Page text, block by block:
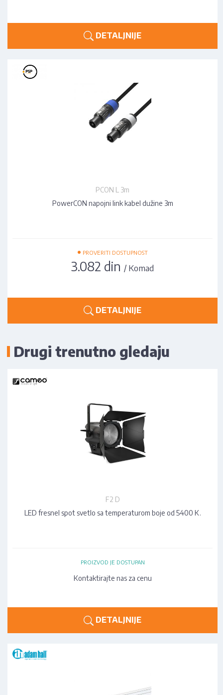
DETALJNIJE
PCON L 3m
PowerCON napojni link kabel dužine 3m
• PROVERITI DOSTUPNOST
3.082 din / Komad
DETALJNIJE
Drugi trenutno gledaju
F2 D
LED fresnel spot svetlo sa temperaturom boje od 5400 K.
PROIZVOD JE DOSTUPAN
Kontaktirajte nas za cenu
DETALJNIJE